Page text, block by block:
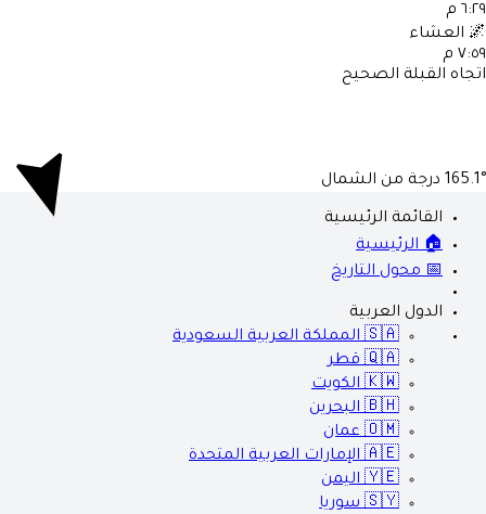
٦:٢٩ م
🌌 العشاء
٧:٥٩ م
اتجاه القبلة الصحيح
165.1° درجة من الشمال
القائمة الرئيسية
🏠 الرئيسية
📅 محول التاريخ
الدول العربية
🇸🇦 المملكة العربية السعودية
🇶🇦 قطر
🇰🇼 الكويت
🇧🇭 البحرين
🇴🇲 عمان
🇦🇪 الإمارات العربية المتحدة
🇾🇪 اليمن
🇸🇾 سوريا